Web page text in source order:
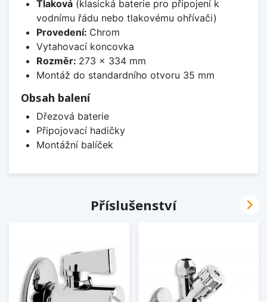
Tlaková(klasická baterie pro připojení k
vodnímu řádu nebo tlakovému ohřívači)
Provedení: Chrom
Vytahovací koncovka
Rozměr: 273 x 334 mm
Montáž do standardního otvoru 35 mm
Obsah balení
Dřezová baterie
Připojovací hadičky
Montážní balíček
Příslušenství 